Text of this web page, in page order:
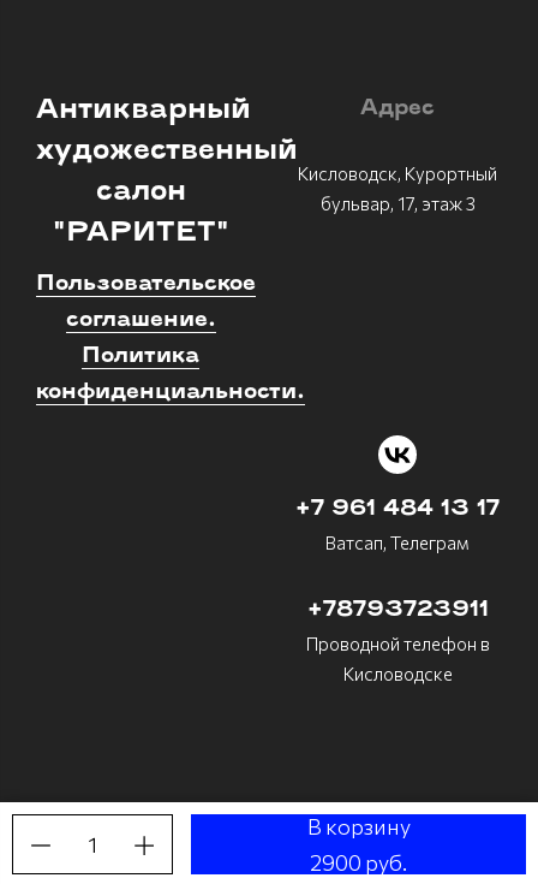
1
В корзину
2900 руб.
Антикварный
художественный
салон
"РАРИТЕТ"
Пользовательское
соглашение.
Политика
конфиденциальности.
Адрес
Кисловодск, Курортный
бульвар, 17, этаж 3
+7 961 484 13 17
Ватсап, Телеграм
+78793723911
Проводной телефон в
Кисловодске
Bazium